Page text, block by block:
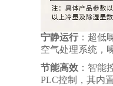
宁静运行：超低
空气处理系统，
节能高效 ：智能
PLC控制，其内